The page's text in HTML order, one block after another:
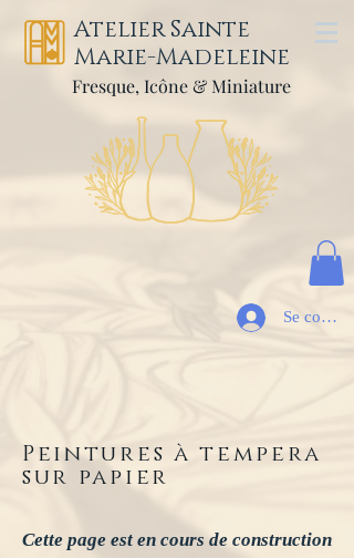
Atelier Sainte
Marie-Madeleine
Fresque, Icône & Miniature
Se
Peintures à tempera
sur papier
Cette page est en cours de construction